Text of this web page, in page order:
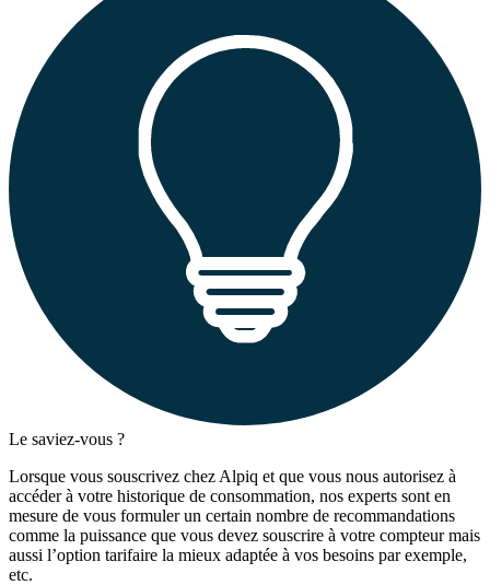
Le saviez-vous ?
Lorsque vous souscrivez chez Alpiq et que vous nous autorisez à
accéder à votre historique de consommation, nos experts sont en
mesure de vous formuler un certain nombre de recommandations
comme la puissance que vous devez souscrire à votre compteur mais
aussi l’option tarifaire la mieux adaptée à vos besoins par exemple,
etc.